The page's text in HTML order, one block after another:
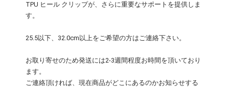
TPU ヒール クリップが、さらに重要なサポートを提供しま
す。
25.5以下、32.0cm以上をご希望の方はご連絡下さい。
お取り寄せのため発送には2-3週間程度お時間を頂いており
ます。
ご連絡頂ければ、現在商品がどこにあるのかお知らせする